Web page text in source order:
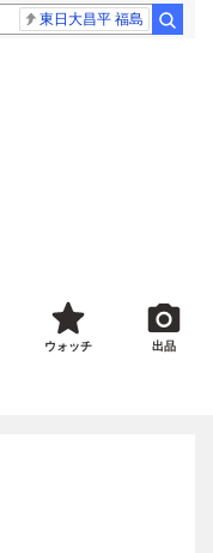
東日大昌平 福島
ウォッチ 出品